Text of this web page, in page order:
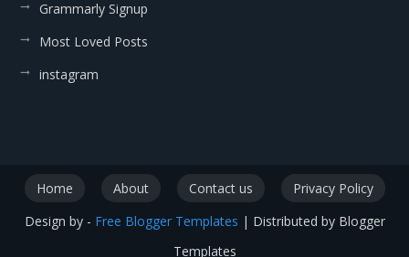
Grammarly Signup
Most Loved Posts
instagram
Home About Contact us
Privacy Policy
Design by - Free Blogger Templates | Distributed by Blogger
Templates